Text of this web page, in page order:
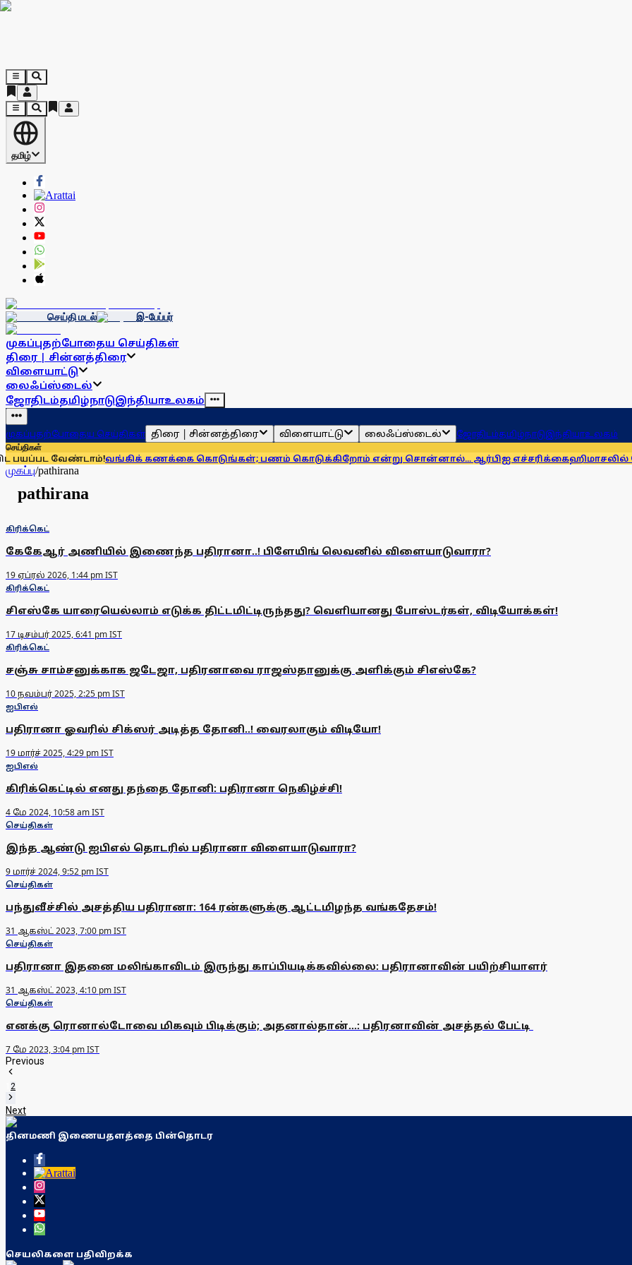
தமிழ்
செய்தி மடல் இ-பேப்பர்
முகப்புதற்போதைய செய்திகள்
திரை | சின்னத்திரை
விளையாட்டு
லைஃப்ஸ்டைல்
ஜோதிடம்தமிழ்நாடுஇந்தியாஉலகம்
முகப்புதற்போதைய செய்திகள் திரை | சின்னத்திரை விளையாட்டு லைஃப்ஸ்டைல் ஜோதிடம்தமிழ்நாடுஇந்தியாஉலகம்
செய்திகள்
வேண்டாம்!வங்கிக் கணக்கை கொடுங்கள்; பணம் கொடுக்கிறோம் என்று சொன்னால்... ஆர்பிஐ எச்சரிக்கைஹிமாசலில்
முகப்பு/pathirana
pathirana
கிரிக்கெட்
கேகேஆர் அணியில் இணைந்த பதிரானா..! பிளேயிங் லெவனில் விளையாடுவாரா?
19 ஏப்ரல் 2026, 1:44 pm IST
கிரிக்கெட்
சிஎஸ்கே யாரையெல்லாம் எடுக்க திட்டமிட்டிருந்தது? வெளியானது போஸ்டர்கள், விடியோக்கள்!
17 டிசம்பர் 2025, 6:41 pm IST
கிரிக்கெட்
சஞ்சு சாம்சனுக்காக ஜடேஜா, பதிரனாவை ராஜஸ்தானுக்கு அளிக்கும் சிஎஸ்கே?
10 நவம்பர் 2025, 2:25 pm IST
ஐபிஎல்
பதிரானா ஓவரில் சிக்ஸர் அடித்த தோனி..! வைரலாகும் விடியோ!
19 மார்ச் 2025, 4:29 pm IST
ஐபிஎல்
கிரிக்கெட்டில் எனது தந்தை தோனி: பதிரானா நெகிழ்ச்சி!
4 மே 2024, 10:58 am IST
செய்திகள்
இந்த ஆண்டு ஐபிஎல் தொடரில் பதிரானா விளையாடுவாரா?
9 மார்ச் 2024, 9:52 pm IST
செய்திகள்
பந்துவீச்சில் அசத்திய பதிரானா: 164 ரன்களுக்கு ஆட்டமிழந்த வங்கதேசம்!
31 ஆகஸ்ட் 2023, 7:00 pm IST
செய்திகள்
பதிரானா இதனை மலிங்காவிடம் இருந்து காப்பியடிக்கவில்லை: பதிரானாவின் பயிற்சியாளர்
31 ஆகஸ்ட் 2023, 4:10 pm IST
செய்திகள்
எனக்கு ரொனால்டோவை மிகவும் பிடிக்கும்; அதனால்தான்...: பதிரனாவின் அசத்தல் பேட்டி
7 மே 2023, 3:04 pm IST
Previous
2
Next
தினமணி இணையதளத்தை பின்தொடர
செயலிகளை பதிவிறக்க